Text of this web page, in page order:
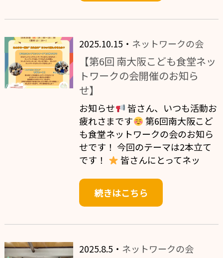
2025.10.15・ ネットワークの会
【第6回 南大阪こども食堂ネッ
トワークの会開催のお知ら
せ】
お知らせ
皆さん、いつも活動お
疲れさまです
第6回南大阪こど
も食堂ネットワークの会のお知ら
せです！ 今回のテーマは2本立て
です！
皆さんにとってネッ
続きはこちら
2025.8.5・ ネットワークの会